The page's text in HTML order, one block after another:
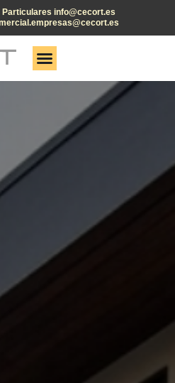
Particulares info@cecort.es